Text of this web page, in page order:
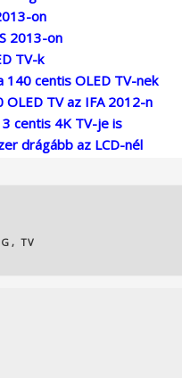
on
2013-on
TV-k
140 centis OLED TV-nek
OLED TV az IFA 2012-n
centis 4K TV-je is
drágább az LCD-nél
, TV